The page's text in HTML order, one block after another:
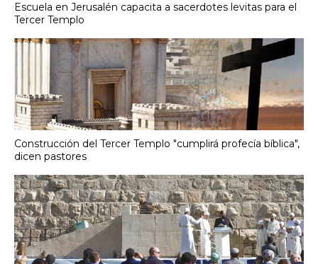
Escuela en Jerusalén capacita a sacerdotes levitas para el
Tercer Templo
Construcción del Tercer Templo "cumplirá profecía bíblica",
dicen pastores